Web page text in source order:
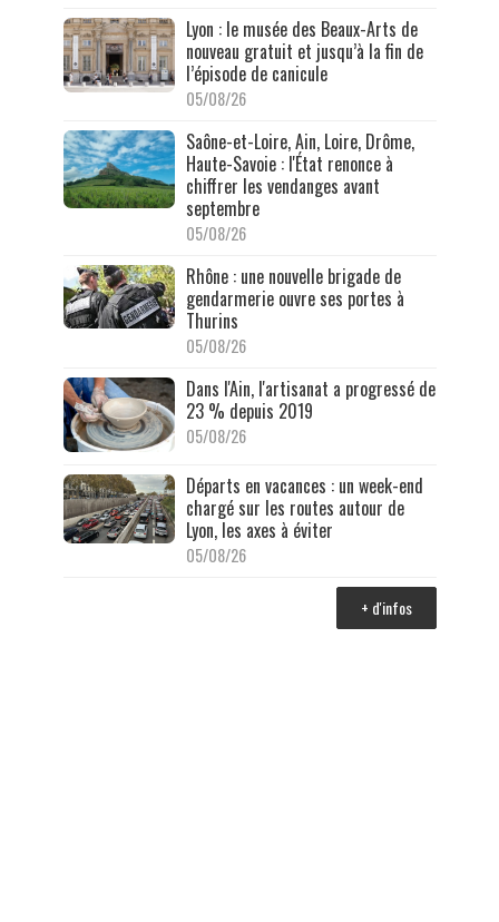
Lyon : le musée des Beaux-Arts de
nouveau gratuit et jusqu’à la fin de
l’épisode de canicule
05/08/26
Saône-et-Loire, Ain, Loire, Drôme,
Haute-Savoie : l'État renonce à
chiffrer les vendanges avant
septembre
05/08/26
Rhône : une nouvelle brigade de
gendarmerie ouvre ses portes à
Thurins
05/08/26
Dans l'Ain, l'artisanat a progressé de
23 % depuis 2019
05/08/26
Départs en vacances : un week-end
chargé sur les routes autour de
Lyon, les axes à éviter
05/08/26
+ d'infos